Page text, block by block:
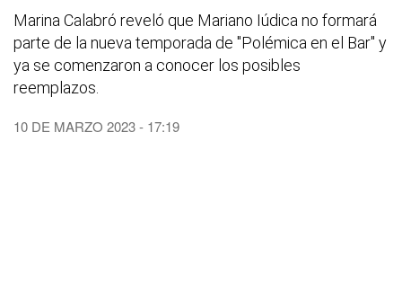
Marina Calabró reveló que Mariano Iúdica no formará
parte de la nueva temporada de "Polémica en el Bar" y
ya se comenzaron a conocer los posibles
reemplazos.
10 DE MARZO 2023 - 17:19